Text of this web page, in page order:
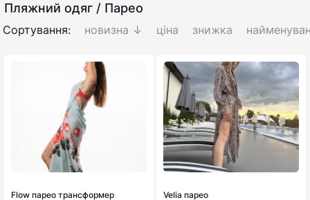
Пляжний одяг / Парео
Сортування: новизна ↓ ціна знижка
Flow парео трансформер Velia парео